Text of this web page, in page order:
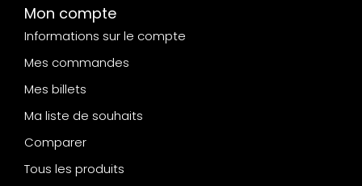
Mon compte
Informations sur le compte
Mes commandes
Mes billets
Ma liste de souhaits
Comparer
Tous les produits